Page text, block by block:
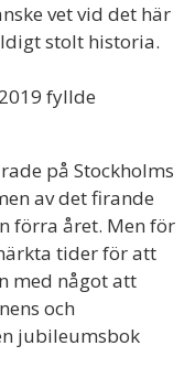
vet vid det här
stolt historia.
fyllde
på Stockholms
av det firande
förra året. Men för
tider för att
med något att
och
jubileumsbok